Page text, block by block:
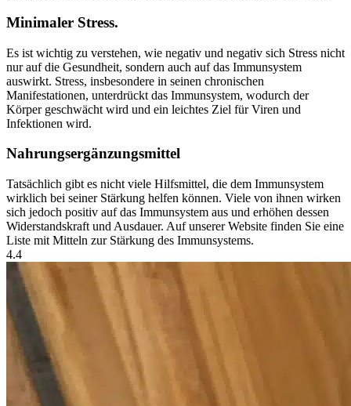
Minimaler Stress.
Es ist wichtig zu verstehen, wie negativ und negativ sich Stress nicht
nur auf die Gesundheit, sondern auch auf das Immunsystem
auswirkt. Stress, insbesondere in seinen chronischen
Manifestationen, unterdrückt das Immunsystem, wodurch der
Körper geschwächt wird und ein leichtes Ziel für Viren und
Infektionen wird.
Nahrungsergänzungsmittel
Tatsächlich gibt es nicht viele Hilfsmittel, die dem Immunsystem
wirklich bei seiner Stärkung helfen können. Viele von ihnen wirken
sich jedoch positiv auf das Immunsystem aus und erhöhen dessen
Widerstandskraft und Ausdauer. Auf unserer Website finden Sie eine
Liste mit Mitteln zur Stärkung des Immunsystems.
4.4